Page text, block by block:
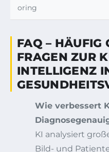
oring
FAQ – HÄUFIG
FRAGEN ZUR
INTELLIGENZ
Wie verbessert
KI analysiert
Bild- und